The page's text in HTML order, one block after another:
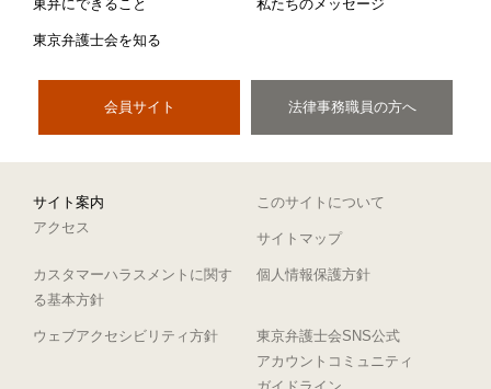
東弁にできること 私たちのメッセージ
東京弁護士会を知る
会員サイト 法律事務職員の方へ
サイト案内
このサイトについて
アクセス
サイトマップ
カスタマーハラスメントに関す
る基本方針
個人情報保護方針
ウェブアクセシビリティ方針
東京弁護士会SNS公式
アカウントコミュニティ